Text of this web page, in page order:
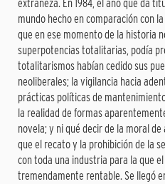
extrañeza. En 1984, el año que da
mundo hecho en comparación con
que en ese momento de la historia
superpotencias totalitarias, podía
totalitarismos habían cedido sus
neoliberales; la vigilancia hacia
prácticas políticas de
la realidad de formas
novela; y ni qué decir de la moral
que el recato y la prohibición de la
con toda una industria para la que
tremendamente rentable. Se llegó